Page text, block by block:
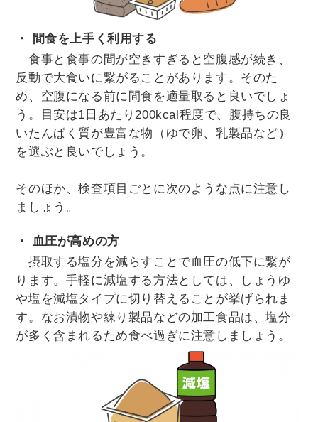
・ 間食を上手く利用する
食事と食事の間が空きすぎると空腹感が続き、
反動で大食いに繋がることがあります。そのた
め、空腹になる前に間食を適量取ると良いでしょ
う。目安は1日あたり200kcal程度で、腹持ちの良
いたんぱく質が豊富な物（ゆで卵、乳製品など）
を選ぶと良いでしょう。
そのほか、検査項目ごとに次のような点に注意し
ましょう。
・ 血圧が高めの方
摂取する塩分を減らすことで血圧の低下に繋が
ります。手軽に減塩する方法としては、しょうゆ
や塩を減塩タイプに切り替えることが挙げられま
す。なお漬物や練り製品などの加工食品は、塩分
が多く含まれるため食べ過ぎに注意しましょう。